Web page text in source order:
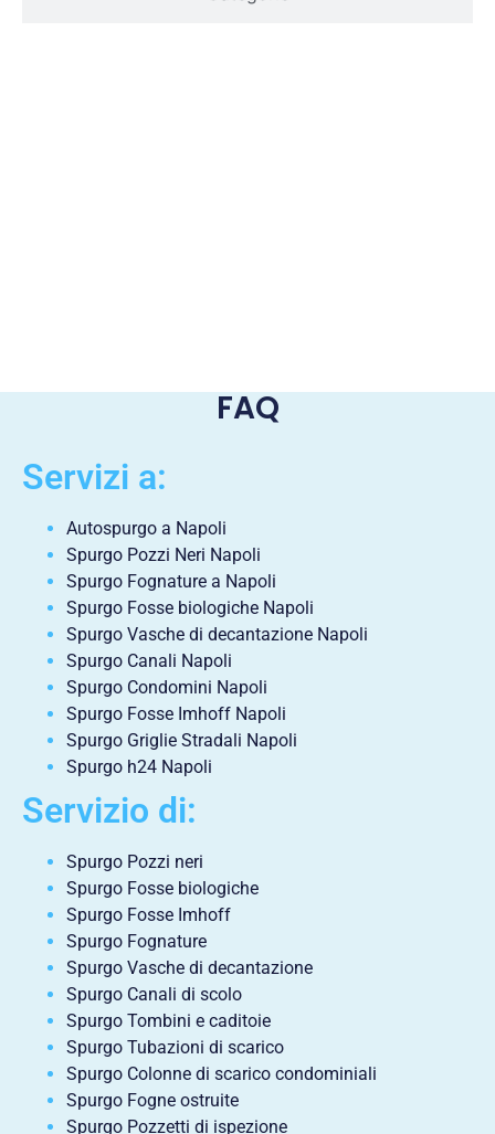
FAQ
Servizi a:
Autospurgo a Napoli
Spurgo Pozzi Neri Napoli
Spurgo Fognature a Napoli
Spurgo Fosse biologiche Napoli
Spurgo Vasche di decantazione Napoli
Spurgo Canali Napoli
Spurgo Condomini Napoli
Spurgo Fosse Imhoff Napoli
Spurgo Griglie Stradali Napoli
Spurgo h24 Napoli
Servizio di:
Spurgo Pozzi neri
Spurgo Fosse biologiche
Spurgo Fosse Imhoff
Spurgo Fognature
Spurgo Vasche di decantazione
Spurgo Canali di scolo
Spurgo Tombini e caditoie
Spurgo Tubazioni di scarico
Spurgo Colonne di scarico condominiali
Spurgo Fogne ostruite
Spurgo Pozzetti di ispezione